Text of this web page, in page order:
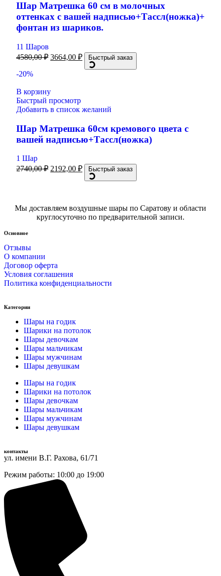
Шар Матрешка 60 см в молочных
оттенках с вашей надписью+Тассл(ножка)+
фонтан из шариков.
11 Шаров
4580,00₽ 3664,00 ₽ Быстрый заказ
-20%
В корзину
Быстрый просмотр
Добавить в список желаний
Шар Матрешка 60см кремового цвета с
вашей надписью+Тассл(ножка)
1 Шар
2740,00₽ 2192,00 ₽ Быстрый заказ
Мы доставляем воздушные шары по Саратову и области
круглосуточно по предварительной записи.
Основное
Отзывы
О компании
Договор оферта
Условия соглашения
Политика конфиденциальности
Категории
Шары на годик
Шарики на потолок
Шары девочкам
Шары мальчикам
Шары мужчинам
Шары девушкам
Шары на годик
Шарики на потолок
Шары девочкам
Шары мальчикам
Шары мужчинам
Шары девушкам
контакты
ул. имени В.Г. Рахова, 61/71
Режим работы: 10:00 до 19:00